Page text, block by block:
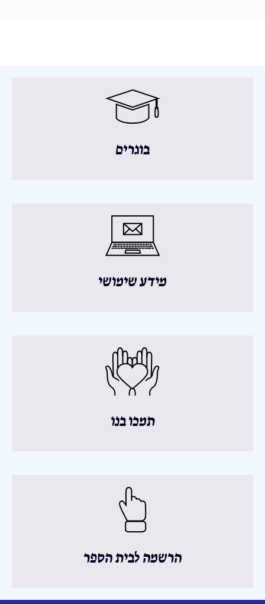
בוגרים
מידע שימושי
תמכו בנו
הרשמה לבית הספר